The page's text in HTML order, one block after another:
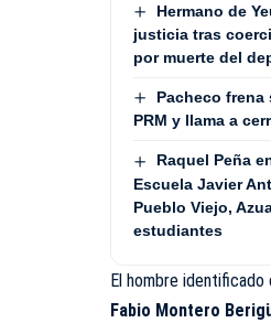
Hermano de
justicia tras
por muerte del
Pacheco
PRM y llama a
Raquel Peña
Escuela Javier
Pueblo Viejo,
estudiantes
El hombre identificado
Fabio Montero